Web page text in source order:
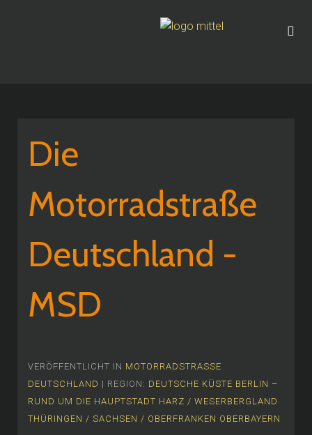
Die
Motorradstraße
Deutschland -
MSD
VERÖFFENTLICHT IN MOTORRADSTRASSE
DEUTSCHLAND | REGION: DEUTSCHE KÜSTE BERLIN –
RUND UM DIE HAUPTSTADT HARZ / WESERBERGLAND
THÜRINGEN / SACHSEN / OBERFRANKEN OBERBAYERN